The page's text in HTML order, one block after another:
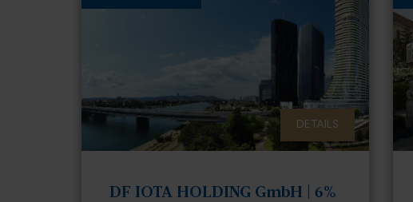
DETAILS
DF IOTA HOLDING GmbH | 6%